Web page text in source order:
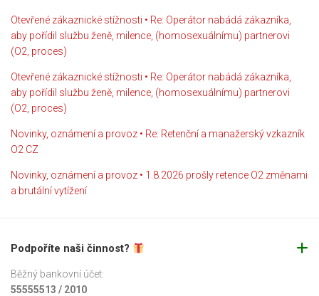
Otevřené zákaznické stížnosti • Re: Operátor nabádá zákazníka,
aby pořídil službu ženě, milence, (homosexuálnímu) partnerovi
(O2, proces)
Otevřené zákaznické stížnosti • Re: Operátor nabádá zákazníka,
aby pořídil službu ženě, milence, (homosexuálnímu) partnerovi
(O2, proces)
Novinky, oznámení a provoz • Re: Retenční a manažerský vzkazník
O2 CZ
Novinky, oznámení a provoz • 1.8.2026 prošly retence O2 změnami
a brutální vytížení
Podpoříte naši činnost?
Běžný bankovní účet:
55555513 / 2010